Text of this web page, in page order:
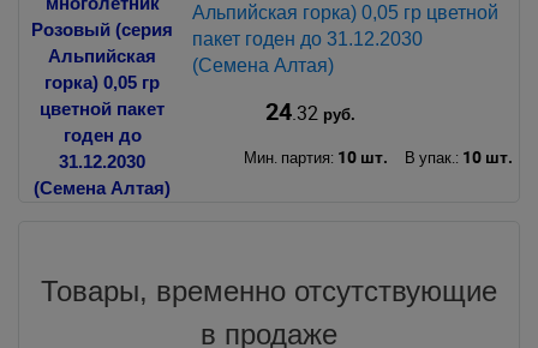
Альпийская горка) 0,05 гр цветной
пакет годен до 31.12.2030
(Семена Алтая)
24.32руб.
Мин. партия: 10 шт. В упак.: 10 шт.
Товары, временно отсутствующие
в продаже